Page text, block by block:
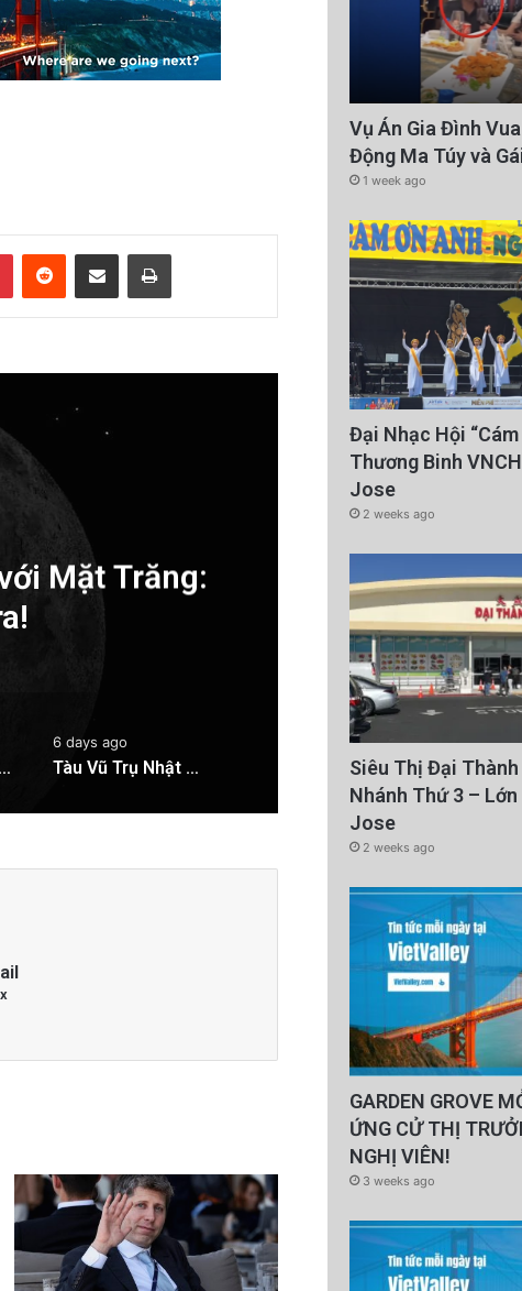
PinterestReddit Share via Email Print
Mặt Trăng:
Trung
Trung Quốc áp dụng công nghệ lượng tử để ngăn chặn tình trạng mất điện diện rộng
6 days ago
Tàu Vũ Trụ Nhật Bản: Chuyến Bay Gần Nhất Lịch Sử Đến Tiểu Hành Tinh
Vụ Án Gia Đình
Động Ma Túy và
1 week ago
Đại Nhạc Hội
Thương Binh
Jose
2 weeks ago
Siêu Thị Đại
Nhánh Thứ 3 –
Jose
2 weeks ago
GARDEN GROVE
ỨNG CỬ THỊ
NGHỊ VIÊN!
3 weeks ago